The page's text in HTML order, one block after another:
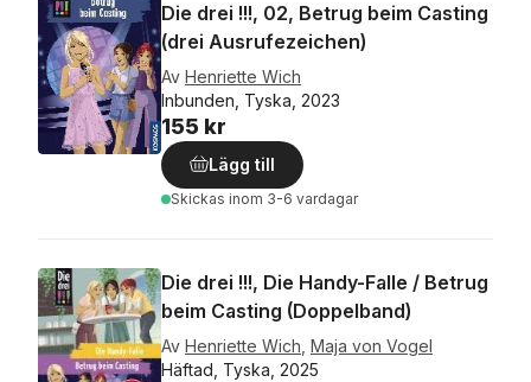
Die drei !!!, 02, Betrug beim Casting
(drei Ausrufezeichen)
Av Henriette Wich
Inbunden, Tyska, 2023
155 kr
Lägg till
Skickas inom 3-6 vardagar
Die drei !!!, Die Handy-Falle / Betrug
beim Casting (Doppelband)
Av Henriette Wich Maja von Vogel
Häftad, Tyska, 2025